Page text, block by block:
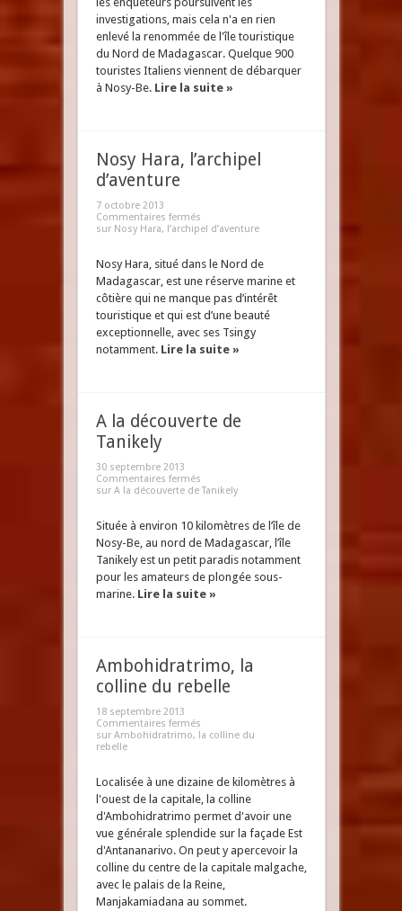
investigations, mais cela n'a en rien
enlevé la renommée de l'île touristique
du Nord de Madagascar. Quelque 900
touristes Italiens viennent de débarquer
à Nosy-Be. Lire la suite »
Nosy Hara, l’archipel
d’aventure
7 octobre 2013
Commentaires fermés
sur Nosy Hara, l’archipel d’aventure
Nosy Hara, situé dans le Nord de
Madagascar, est une réserve marine et
côtière qui ne manque pas d’intérêt
touristique et qui est d’une beauté
exceptionnelle, avec ses Tsingy
notamment. Lire la suite »
A la découverte de
Tanikely
30 septembre 2013
Commentaires fermés
sur A la découverte de Tanikely
Située à environ 10 kilomètres de l’île de
Nosy-Be, au nord de Madagascar, l’île
Tanikely est un petit paradis notamment
pour les amateurs de plongée sous-
marine. Lire la suite »
Ambohidratrimo, la
colline du rebelle
18 septembre 2013
Commentaires fermés
sur Ambohidratrimo, la colline du
rebelle
Localisée à une dizaine de kilomètres à
l'ouest de la capitale, la colline
d'Ambohidratrimo permet d'avoir une
vue générale splendide sur la façade Est
d'Antananarivo. On peut y apercevoir la
colline du centre de la capitale malgache,
avec le palais de la Reine,
Manjakamiadana au sommet.